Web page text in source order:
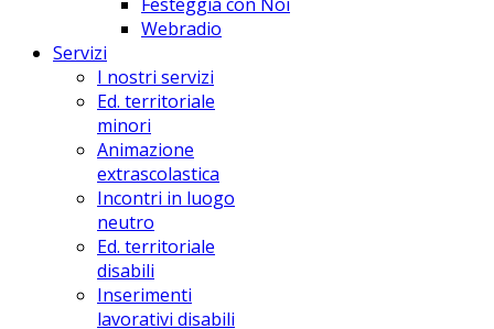
Webradio
Servizi
I nostri servizi
Ed. territoriale
minori
Animazione
extrascolastica
Incontri in luogo
neutro
Ed. territoriale
disabili
Inserimenti
lavorativi disabili